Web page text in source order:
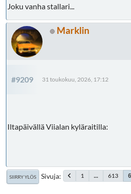
Joku vanha stallari...
Marklin
#9209 31 toukokuu, 2026, 17:12
Iltapäivällä Viialan kyläraitilla:
SIIRRY YLÖS Sivuja 1 ... 613